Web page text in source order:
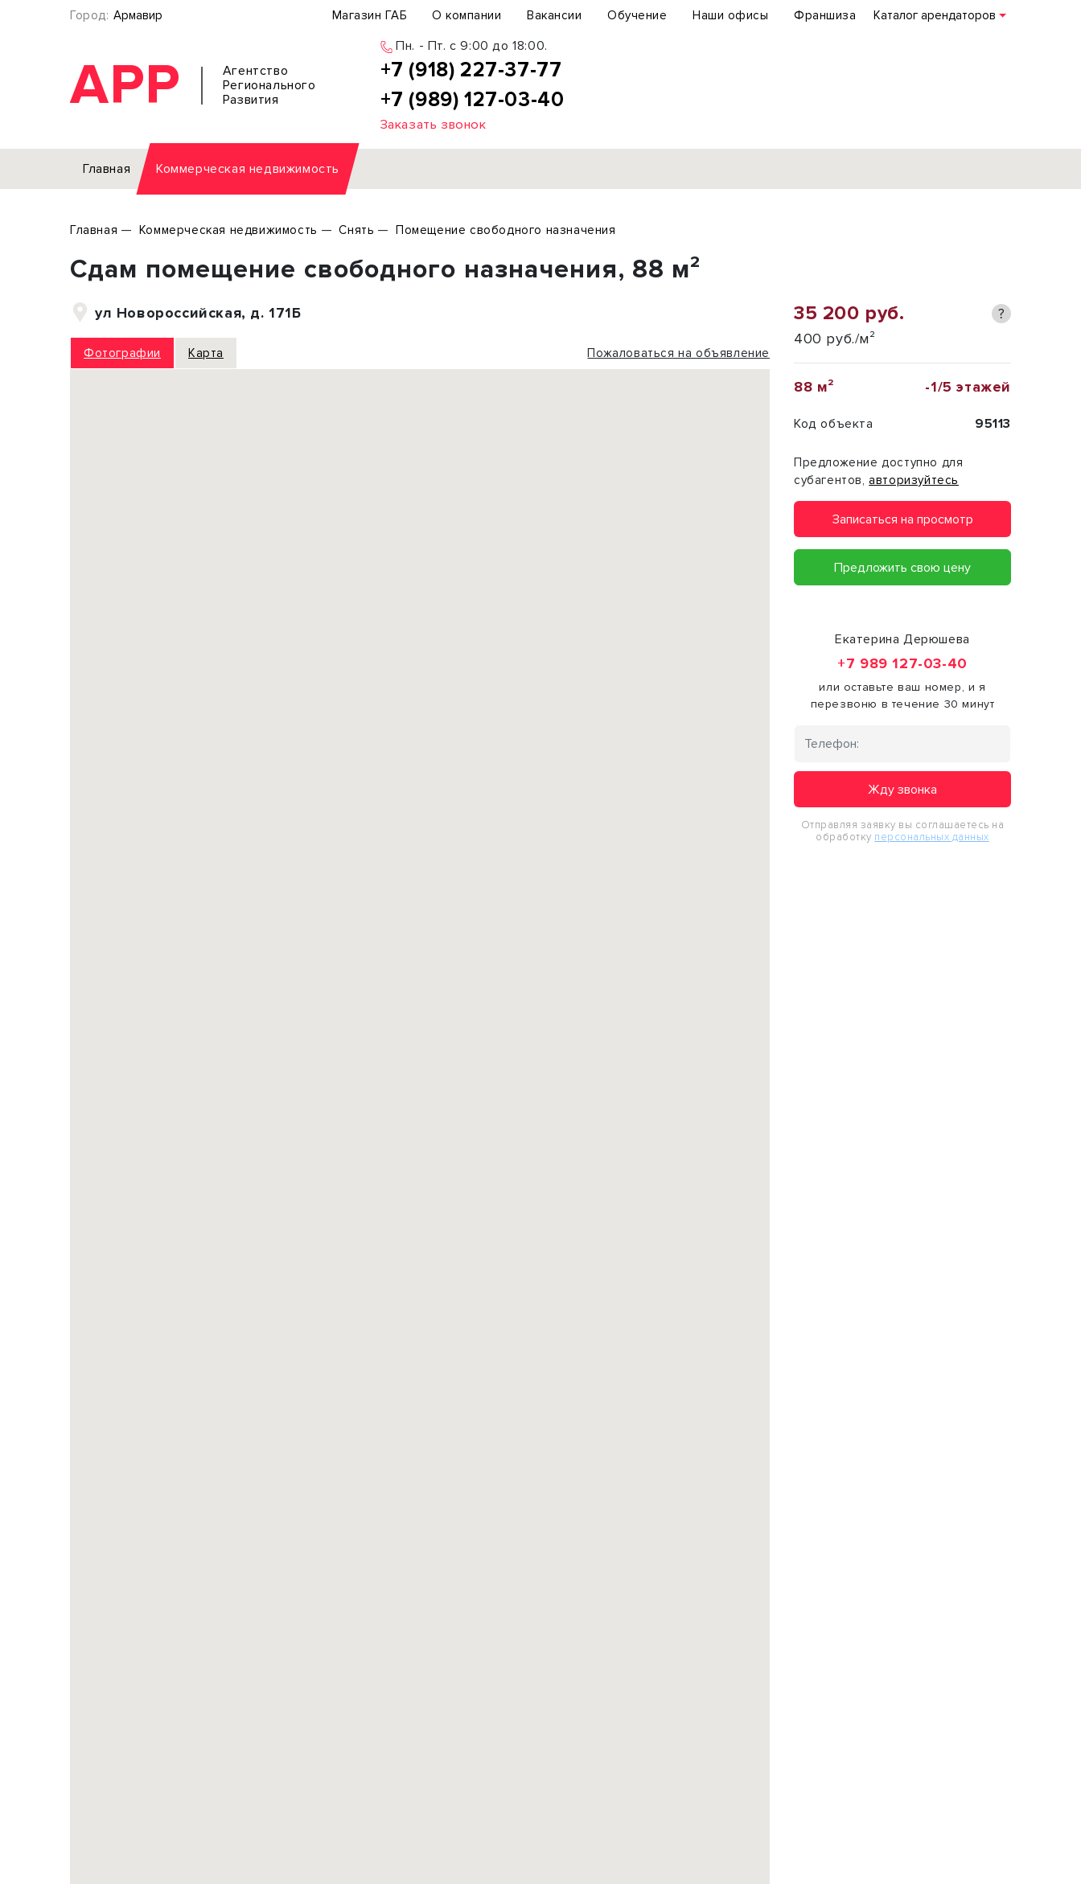
Город: Армавир Магазин ГАБ О компании Вакансии Обучение Наши офисы Франшиза Каталог арендаторов
АРР
Агентство
Регионального
Развития
Пн. - Пт. c 9:00 до 18:00.
+7 (918) 227-37-77
+7 (989) 127-03-40
Заказать звонок
Главная Коммерческая недвижимость
Торговое помещение
Склад
Производство
Земельный участок
Отдельное здание
Торговое помещение
Подробнее
Главная Коммерческая недвижимость Снять Помещение свободного назначения
Сдам помещение свободного назначения, 88 м²
ул Новороссийская, д. 171Б
Фотографии Карта Пожаловаться на объявление
35 200 руб. ?
400 руб./м²
88 м² -1/5 этажей
Код объекта 95113
Предложение доступно для
субагентов,авторизуйтесь
Записаться на просмотр
Предложить свою цену
Екатерина Дерюшева
+7 989 127-03-40
или оставьте ваш номер, и я
перезвоню в течение 30 минут
Жду звонка
Отправляя заявку вы соглашаетесь на
обработку персональных данных